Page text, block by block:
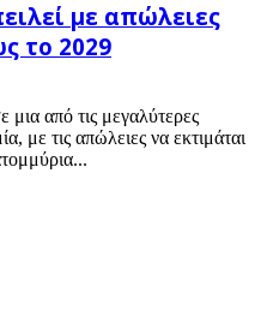
με απώλειες
το 2029
μια από τις μεγαλύτερες
με τις απώλειες να εκτιμάται